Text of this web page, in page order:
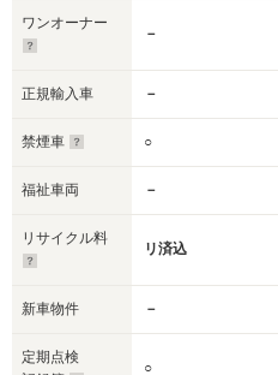
ワンオーナー
－
正規輸入車 －
禁煙車 ○
福祉車両 －
リサイクル料
リ済込
新車物件 －
定期点検
○